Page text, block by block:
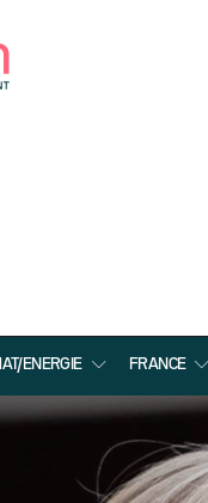
ENERGIE FRANCE